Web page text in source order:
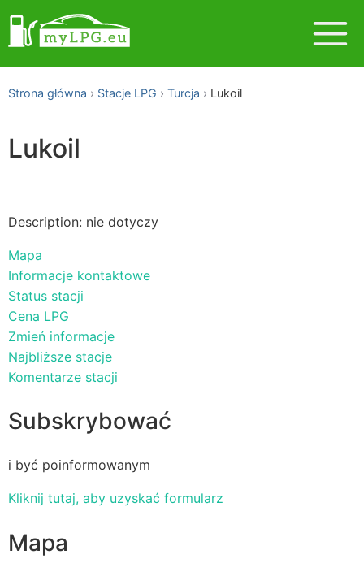
Strona główna Stacje LPG Turcja Lukoil
Lukoil
Description: nie dotyczy
Mapa
Informacje kontaktowe
Status stacji
Cena LPG
Zmień informacje
Najbliższe stacje
Komentarze stacji
Subskrybować
i być poinformowanym
Kliknij tutaj, aby uzyskać formularz
Mapa